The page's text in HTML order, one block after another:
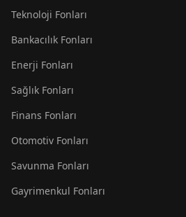
Teknoloji Fonları
Bankacılık Fonları
Enerji Fonları
Sağlık Fonları
Finans Fonları
Otomotiv Fonları
Savunma Fonları
Gayrimenkul Fonları